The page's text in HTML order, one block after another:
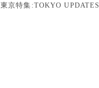
東京特集:TOKYO UPDATES